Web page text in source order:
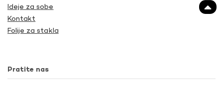
Ideje za sobe
Kontakt
Folije za stakla
Pratite nas